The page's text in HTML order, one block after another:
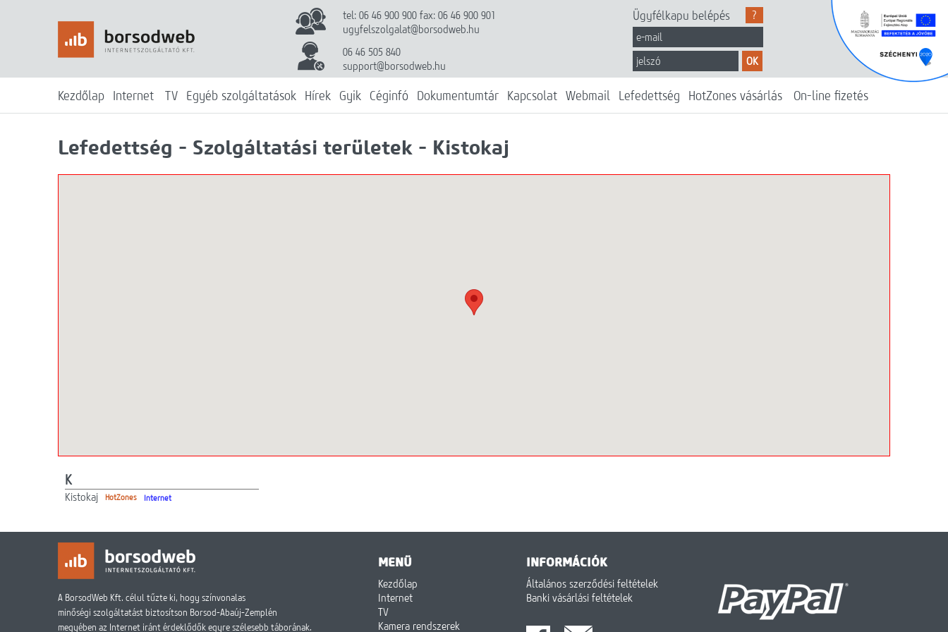
tel: 06 46 900 900 fax: 06 46 900 901
ugyfelszolgalat@borsodweb.hu
06 46 505 840
support@borsodweb.hu
?
Ügyfélkapu belépés
OK
Kezdőlap Internet TV Egyéb szolgáltatások Hírek Gyik Céginfó Dokumentumtár Kapcsolat Webmail Lefedettség HotZones vásárlás On-line fizetés
Lefedettség - Szolgáltatási területek - Kistokaj
K
Kistokaj HotZones Internet
A BorsodWeb Kft. célul tűzte ki, hogy színvonalas
minőségi szolgáltatást biztosítson Borsod-Abaúj-Zemplén
megyében az Internet iránt érdeklődők egyre szélesebb táborának.
MENÜ
Kezdőlap
Internet
TV
Kamera rendszerek
INFORMÁCIÓK
Általános szerződési feltételek
Banki vásárlási feltételek